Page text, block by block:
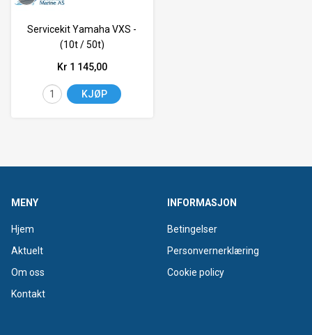
Servicekit Yamaha VXS -
(10t / 50t)
Kr 1 145,00
KJØP
MENY
Hjem
Aktuelt
Om oss
Kontakt
INFORMASJON
Betingelser
Personvernerklæring
Cookie policy